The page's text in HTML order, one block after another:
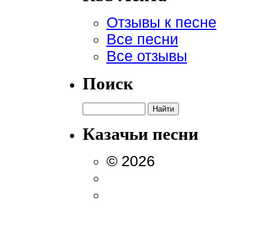
Отзывы к песне
Все песни
Все отзывы
Поиск
Казачьи песни
© 2026